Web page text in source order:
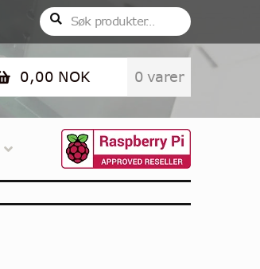
Søk
etter:
Søk
0,00 NOK 0 varer